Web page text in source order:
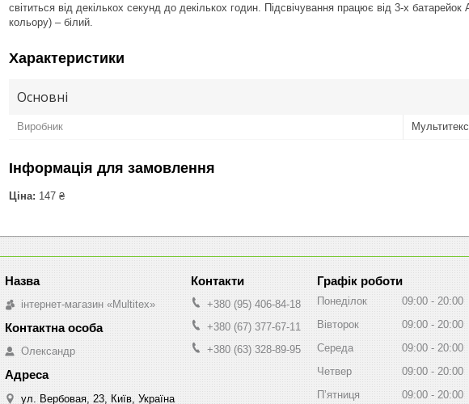
світиться від декількох секунд до декількох годин. Підсвічування працює від 3-х
кольору) – білий.
Характеристики
Основні
Виробник Мультитекс
Інформація для замовлення
Ціна: 147 ₴
інтернет-магазин «Multitex»
Олександр
ул. Вербовая, 23, Київ, Україна
+380 (95) 406-84-18
+380 (67) 377-67-11
+380 (63) 328-89-95
Графік роботи
Понеділок 09:00
20:00
Вівторок
09:00
20:00
Середа
09:00
20:00
Четвер
09:00
20:00
Пʼятниця
09:00 20:00